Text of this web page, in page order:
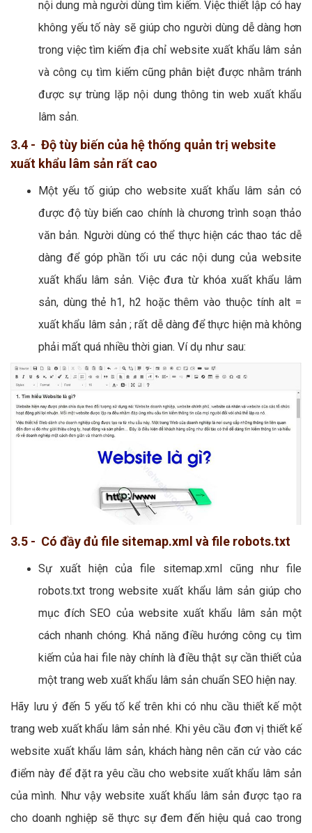
nội dung mà người dùng tìm kiếm. Việc thiết lập có hay
không yếu tố này sẽ giúp cho người dùng dễ dàng hơn
trong việc tìm kiếm địa chỉ website xuất khẩu lâm sản
và công cụ tìm kiếm cũng phân biệt được nhằm tránh
được sự trùng lặp nội dung thông tin web xuất khẩu
lâm sản.
3.4 - Độ tùy biến của hệ thống quản trị website
xuất khẩu lâm sản rất cao
Một yếu tố giúp cho website xuất khẩu lâm sản có
được độ tùy biến cao chính là chương trình soạn thảo
văn bản. Người dùng có thể thực hiện các thao tác dễ
dàng để góp phần tối ưu các nội dung của website
xuất khẩu lâm sản. Việc đưa từ khóa xuất khẩu lâm
sản, dùng thẻ h1, h2 hoặc thêm vào thuộc tính alt =
xuất khẩu lâm sản ; rất dễ dàng để thực hiện mà không
phải mất quá nhiều thời gian. Ví dụ như sau:
3.5 - Có đầy đủ file sitemap.xml và file robots.txt
Sự xuất hiện của file sitemap.xml cũng như file
robots.txt trong website xuất khẩu lâm sản giúp cho
mục đích SEO của website xuất khẩu lâm sản một
cách nhanh chóng. Khả năng điều hướng công cụ tìm
kiếm của hai file này chính là điều thật sự cần thiết của
một trang web xuất khẩu lâm sản chuẩn SEO hiện nay.
Hãy lưu ý đến 5 yếu tố kể trên khi có nhu cầu thiết kế một
trang web xuất khẩu lâm sản nhé. Khi yêu cầu đơn vị thiết kế
website xuất khẩu lâm sản, khách hàng nên căn cứ vào các
điểm này để đặt ra yêu cầu cho website xuất khẩu lâm sản
của mình. Như vậy website xuất khẩu lâm sản được tạo ra
cho doanh nghiệp sẽ thực sự đem đến hiệu quả cao trong